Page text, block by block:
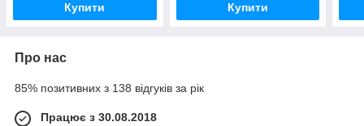
Купити Купити
Про нас
85% позитивних з 138 відгуків за рік
Працює з 30.08.2018